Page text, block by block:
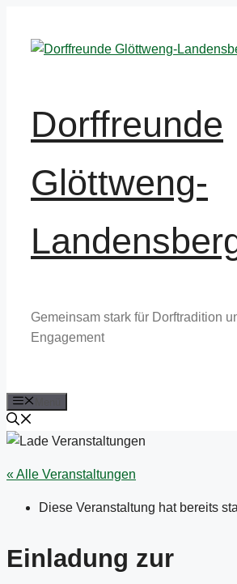
Inhalt
springen
Dorffreunde
Glöttweng-
Gemeinsam stark für Dorftradition
Engagement
« Alle Veranstaltungen
Diese Veranstaltung hat bereits
Einladung zur